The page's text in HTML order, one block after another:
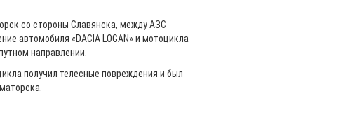
со стороны Славянска, между АЗС
автомобиля «DACIA LOGAN» и мотоцикла
направлении.
получил телесные повреждения и был